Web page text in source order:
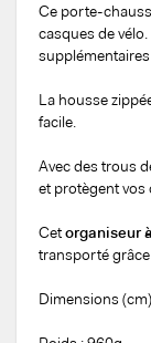
Ce porte-
casques de
La housse
facile.
Avec des trous
et protègent
Cetorganiseur
transporté
Dimensions